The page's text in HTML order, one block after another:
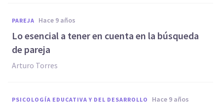
PAREJA hace 9 años
Lo esencial a tener en cuenta en la búsqueda
de pareja
Arturo Torres
PSICOLOGÍA EDUCATIVA Y DEL DESARROLLO hace 9 años